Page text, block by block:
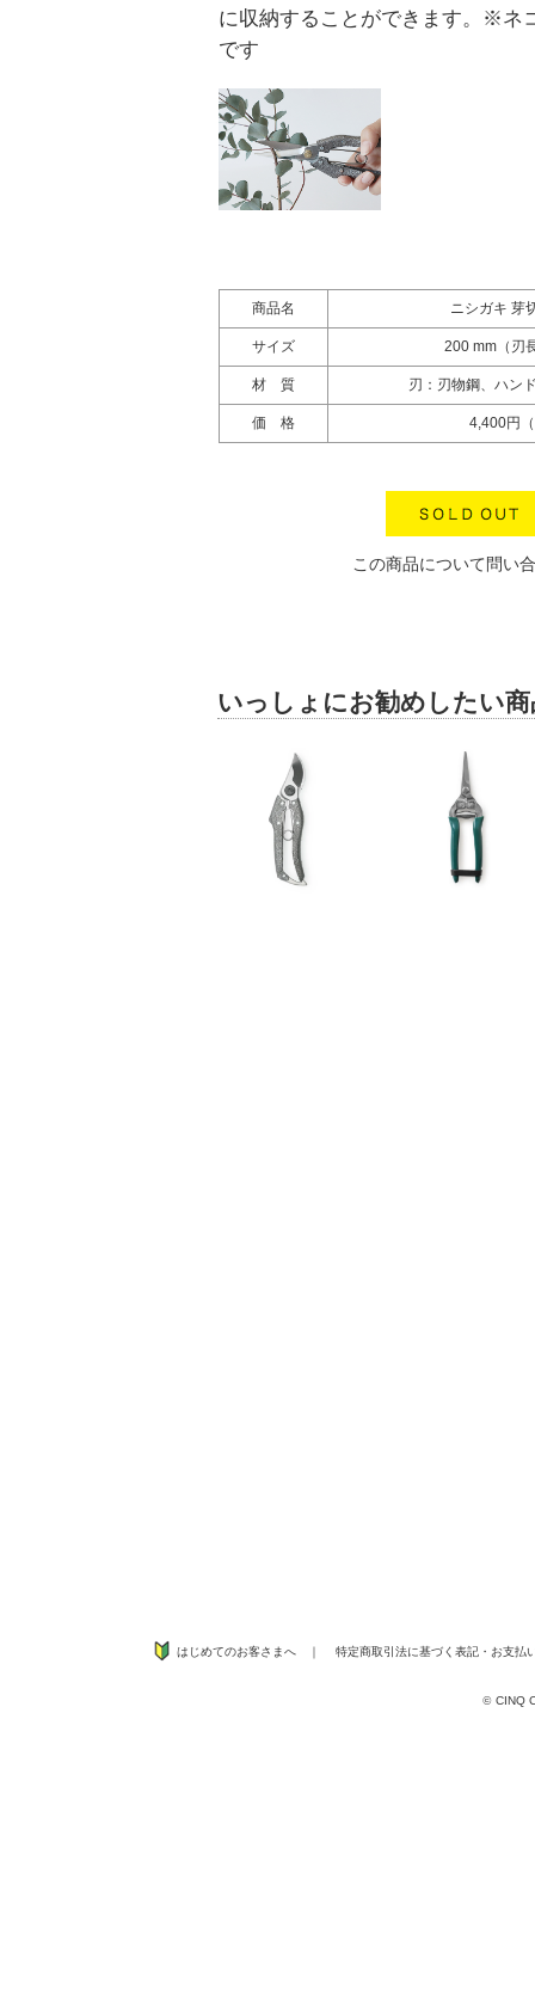
に収納することができます。※ネ
です
商品名 ニシガキ 芽
サイズ 200 mm（刃
材 質 刃：刃物鋼、ハン
価 格 4,400円
この商品について問い
いっしょにお勧めしたい商
はじめてのお客さまへ ｜ 特定商取引法に基づく表記 ・ お支払
© CINQ